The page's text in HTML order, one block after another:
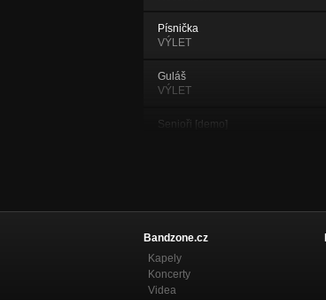
Písnička
VÝLET
Guláš
VÝLET
Senioři [demo]
VÝLET
Rorýsek [demo]
VÝLET
Bandzone.cz
Kapely
Koncerty
Videa